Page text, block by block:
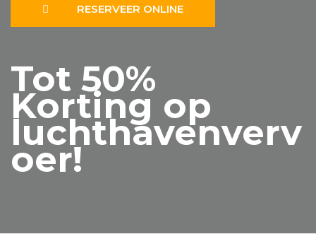
RESERVEER ONLINE
Tot 50%
Korting op
luchthavenverv
oer!